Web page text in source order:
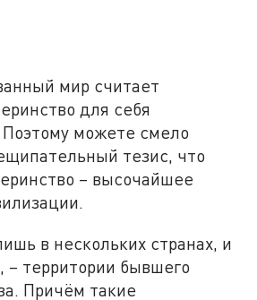
мир считает
для себя
можете смело
тезис, что
– высочайшее
в нескольких странах, и
– территории бывшего
Причём такие